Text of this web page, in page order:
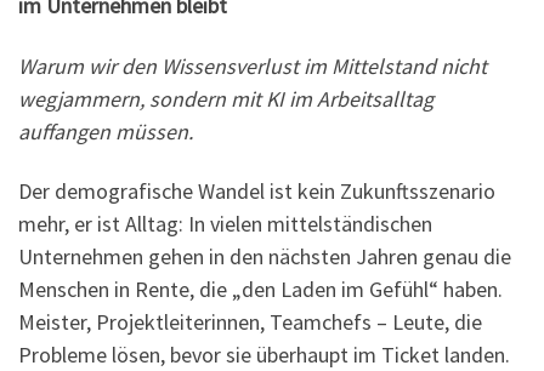
Warum wir den Wissensverlust im Mittelstand nicht
wegjammern, sondern mit KI im Arbeitsalltag
auffangen müssen.
Der demografische Wandel ist kein Zukunftsszenario
mehr, er ist Alltag: In vielen mittelständischen
Unternehmen gehen in den nächsten Jahren genau die
Menschen in Rente, die „den Laden im Gefühl“ haben.
Meister, Projektleiterinnen, Teamchefs – Leute, die
Probleme lösen, bevor sie überhaupt im Ticket landen.